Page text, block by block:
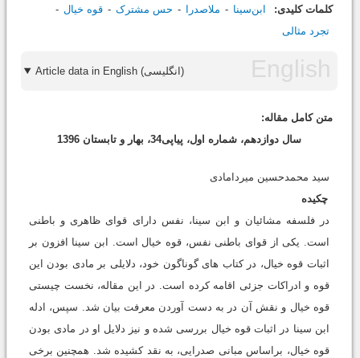
کلمات کلیدی: ابن‌سینا ملاصدرا حس مشترک
قوه خیال
تجرد مثالی
Article data in English (انگلیسی)
متن کامل مقاله:
سال دوازدهم، شماره اول، پیاپی34، بهار و تابستان 1396
سید محمدحسین میردامادی
چکیده
در فلسفه مشائیان و ابن سینا، نفس دارای قوای ظاهری و باطنی
است. یکی از قوای باطنی نفس، قوه خیال است. ابن سینا افزون بر
اثبات قوه خیال، در کتاب های گوناگون خود، دلایلی بر مادی بودن این
قوه و ادراکات جزئی اقامه کرده است. در این مقاله، نخست چیستی
قوه خیال و نقش آن در به دست آوردن معرفت بیان شد. سپس، ادله
ابن سینا در اثبات قوه خیال بررسی شده و نیز دلایل او در مادی بودن
قوه خیال، براساس مبانی صدرایی، به نقد کشیده شد. همچنین برخی